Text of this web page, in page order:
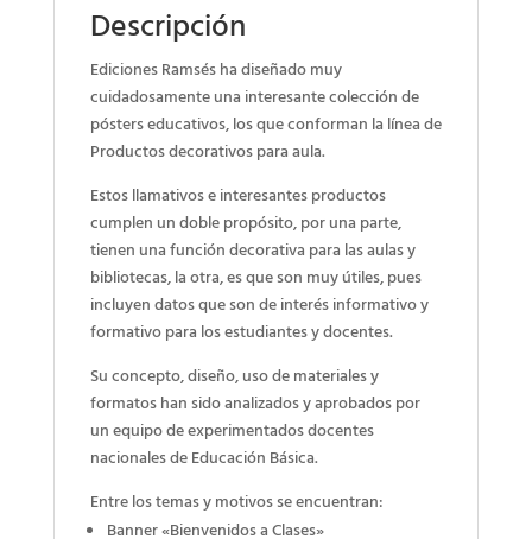
Descripción
Ediciones Ramsés ha diseñado muy
cuidadosamente una interesante colección de
pósters educativos, los que conforman la línea de
Productos decorativos para aula.
Estos llamativos e interesantes productos
cumplen un doble propósito, por una parte,
tienen una función decorativa para las aulas y
bibliotecas, la otra, es que son muy útiles, pues
incluyen datos que son de interés informativo y
formativo para los estudiantes y docentes.
Su concepto, diseño, uso de materiales y
formatos han sido analizados y aprobados por
un equipo de experimentados docentes
nacionales de Educación Básica.
Entre los temas y motivos se encuentran: